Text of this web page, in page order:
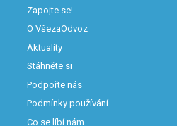
Zapojte se!
O VšezaOdvoz
Aktuality
Stáhněte si
Podpořte nás
Podmínky používání
Co se líbí nám